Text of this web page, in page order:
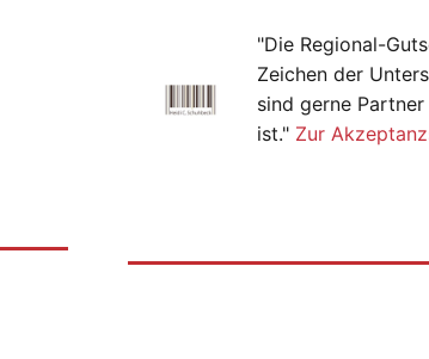
"Die Regional-
Zeichen der
sind gerne
ist." Zur